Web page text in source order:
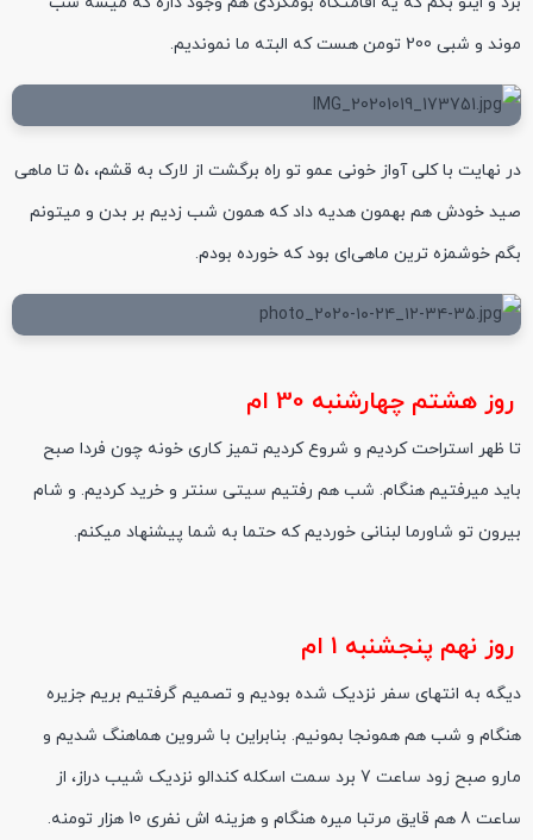
موند و شبی 200 تومن هست که البته ما نموندیم.
در نهایت با کلی آواز خونی عمو تو راه برگشت از لارک به قشم، ،5 تا ماهی
صید خودش هم بهمون هدیه داد که همون شب زدیم بر بدن و میتونم
بگم خوشمزه ترین ماهی‌ای بود که خورده بودم.
روز هشتم چهارشنبه 30 ام
تا ظهر استراحت کردیم و شروع کردیم تمیز کاری خونه چون فردا صبح
باید میرفتیم هنگام. شب هم رفتیم سیتی سنتر و خرید کردیم. و شام
بیرون تو شاورما لبنانی خوردیم که حتما به شما پیشنهاد میکنم.
روز نهم پنجشنبه 1 ام
دیگه به انتهای سفر نزدیک شده بودیم و تصمیم گرفتیم بریم جزیره
هنگام و شب هم همونجا بمونیم. بنابراین با شروین هماهنگ شدیم و
مارو صبح زود ساعت 7 برد سمت اسکله کندالو نزدیک شیب دراز، از
ساعت 8 هم قایق مرتبا میره هنگام و هزینه اش نفری 10 هزار تومنه.